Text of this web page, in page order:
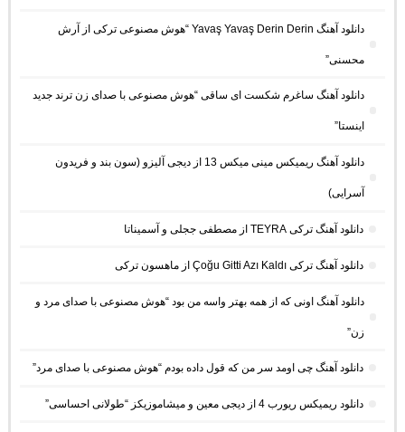
دانلود آهنگ Yavaş Yavaş Derin Derin “هوش مصنوعی ترکی از آرش
محسنی”
دانلود آهنگ ساغرم شکست ای ساقی “هوش مصنوعی با صدای زن ترند جدید
اینستا”
دانلود آهنگ ریمیکس مینی میکس 13 از دیجی آلیزو (سون بند و فریدون
آسرایی)
دانلود آهنگ ترکی TEYRA از مصطفی ججلی و آسمیناتا
دانلود آهنگ ترکی Çoğu Gitti Azı Kaldı از ماهسون ترکی
دانلود آهنگ اونی که از همه بهتر واسه من بود “هوش مصنوعی با صدای مرد و
زن”
دانلود آهنگ چی اومد سر من که قول داده بودم “هوش مصنوعی با صدای مرد”
دانلود ریمیکس ریورب 4 از دیجی معین و میشاموزیکز “طولانی احساسی”